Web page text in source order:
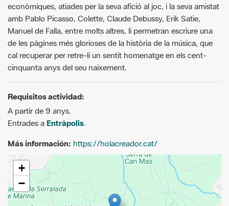
de les pàgines més glorioses de la història de la música, que
cal recuperar per retre-li un sentit homenatge en els cent-
cinquanta anys del seu naixement.
Requisitos actividad:
A partir de 9 anys.
Más información:
−